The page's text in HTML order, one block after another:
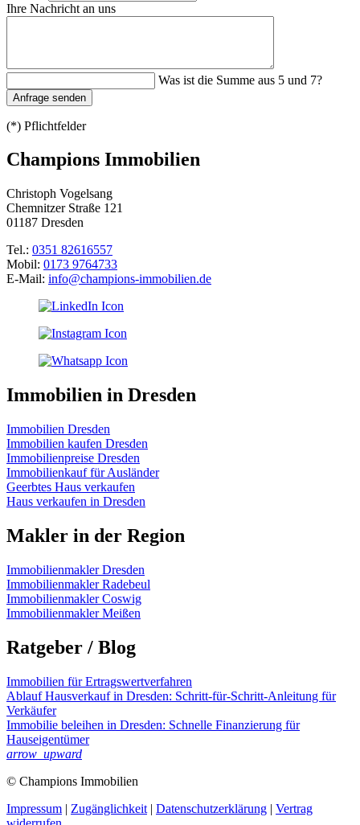
Ihre Nachricht an uns
Was ist die Summe aus 5 und 7?
Anfrage senden
(*) Pflichtfelder
Champions Immobilien
Christoph Vogelsang
Chemnitzer Straße 121
01187 Dresden
Tel.: 0351 82616557
Mobil: 0173 9764733
E-Mail: info@champions-immobilien.de
Immobilien in Dresden
Immobilien Dresden
Immobilien kaufen Dresden
Immobilienpreise Dresden
Immobilienkauf für Ausländer
Geerbtes Haus verkaufen
Haus verkaufen in Dresden
Makler in der Region
Immobilienmakler Dresden
Immobilienmakler Radebeul
Immobilienmakler Coswig
Immobilienmakler Meißen
Ratgeber / Blog
Immobilien für Ertragswertverfahren
Ablauf Hausverkauf in Dresden: Schritt-für-Schritt-Anleitung für
Verkäufer
Immobilie beleihen in Dresden: Schnelle Finanzierung für
Hauseigentümer
arrow_upward
© Champions Immobilien
Impressum | Zugänglichkeit | Datenschutz­erklärung | Vertrag